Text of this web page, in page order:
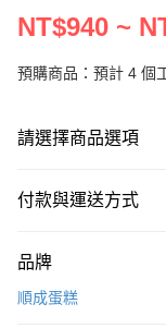
NT$940 ~
預購商品：預計 4 個
請選擇商品選項
付款與運送方式
信用卡一次付款
品牌
順成蛋糕